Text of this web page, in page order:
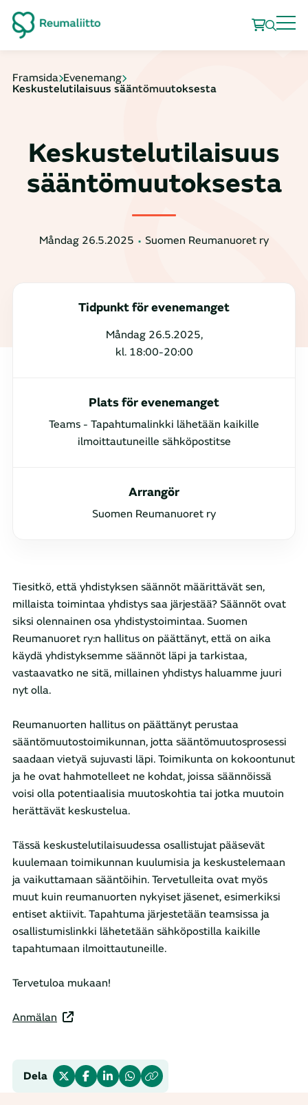
Framsida Evenemang
Keskustelutilaisuus sääntömuutoksesta
Keskustelutilaisuus
sääntömuutoksesta
Måndag 26.5.2025 Suomen Reumanuoret ry
Tidpunkt för evenemanget
Måndag 26.5.2025,
kl. 18:00-20:00
Plats för evenemanget
Teams - Tapahtumalinkki lähetään kaikille
ilmoittautuneille sähköpostitse
Arrangör
Suomen Reumanuoret ry
Tiesitkö, että yhdistyksen säännöt määrittävät sen,
millaista toimintaa yhdistys saa järjestää? Säännöt ovat
siksi olennainen osa yhdistystoimintaa. Suomen
Reumanuoret ry:n hallitus on päättänyt, että on aika
käydä yhdistyksemme säännöt läpi ja tarkistaa,
vastaavatko ne sitä, millainen yhdistys haluamme juuri
nyt olla.
Reumanuorten hallitus on päättänyt perustaa
sääntömuutostoimikunnan, jotta sääntömuutosprosessi
saadaan vietyä sujuvasti läpi. Toimikunta on kokoontunut
ja he ovat hahmotelleet ne kohdat, joissa säännöissä
voisi olla potentiaalisia muutoskohtia tai jotka muutoin
herättävät keskustelua.
Tässä keskustelutilaisuudessa osallistujat pääsevät
kuulemaan toimikunnan kuulumisia ja keskustelemaan
ja vaikuttamaan sääntöihin. Tervetulleita ovat myös
muut kuin reumanuorten nykyiset jäsenet, esimerkiksi
entiset aktiivit. Tapahtuma järjestetään teamsissa ja
osallistumislinkki lähetetään sähköpostilla kaikille
tapahtumaan ilmoittautuneille.
​Tervetuloa mukaan!
Anmälan
Dela